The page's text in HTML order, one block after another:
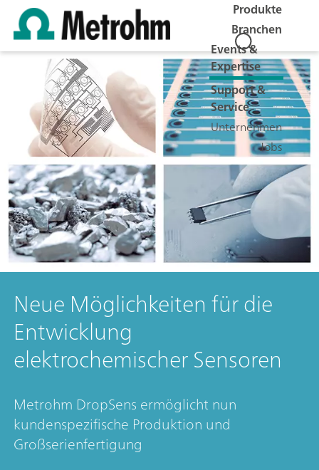
Produkte
Branchen
Events &
Expertise
Support &
Service
Unternehmen
Jobs
Neue Möglichkeiten für die
Entwicklung
elektrochemischer Sensoren
Metrohm DropSens ermöglicht nun
kundenspezifische Produktion und
Großserienfertigung